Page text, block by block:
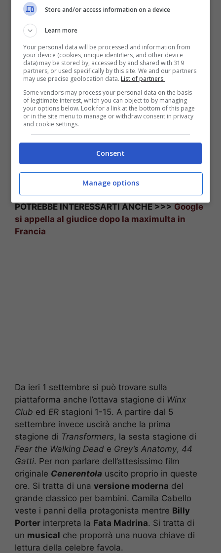
Il nuovo musical su Amazon Prime Video (via social)
Molte sono le serie tv e gli show originali in
uscita suAmazon Prime Video durante questo
mese. Tra le numerose novità è in arrivo anche
nuovo programma culinarioconCarlo
Cracco. Il celebre cuoco viaggerà in diverse
città italiane per assaggiarne i prodotti tipici. Le
puntate sanno 6 durante le quali lo chef sarà
accompagnato anche da diversiospiticome
Diego Abatantuono, Fabio De Luigi,
Littizzetto e Valerio Mastandrea
POTREBBE INTERESSARTI ANCHE >>> Google
si appella al giudice dopo la maximulta in
Francia
Da ieri 1 settembre si può trovare sulla
piattaforma anche l’ottava stagione di Winx
Club ed ER stagioni 1-15. A partire dal 5
settembre invece uscirà anche la prima
stagione di Transformers, la sesta stagione di
Fear the Walking Dead e Grey’s Anatomy, 44
Gatti. Per non parlare dell’attesissimo film
originale Cenerentola uscito proprio in queste
ore. Si tratta di una versione moderna del
grande classico per bambini. Camila Cabello
veste i panni della protagonista mentre Billy
Porter interpreta la Fata Madrina. Si tratta di
un musical che proporrà una nuova chiave di
lettura della celebre favola.
Store and/or access information on a device
Learn more
Your personal data will be processed and information from
your device (cookies, unique identifiers, and other device
data) may be stored by, accessed by and shared with 319
partners, or used specifically by this site. We and our partners
may use precise geolocation data. List of partners.
Some vendors may process your personal data on the basis
of legitimate interest, which you can object to by managing
your options below. Look for a link at the bottom of this page
or in the site menu to manage or withdraw consent in privacy
and cookie settings.
Consent
Manage options